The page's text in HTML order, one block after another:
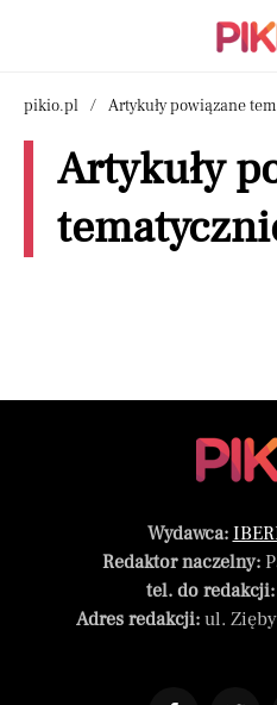
pikio.pl Artykuły powiązane
Artykuły
Wydawca:
Redaktor naczelny:
tel. do redakcji:
Adres redakcji:ul. Zięby